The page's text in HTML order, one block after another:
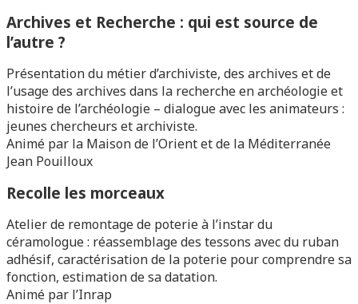
Archives et Recherche : qui est source de
l’autre ?
Présentation du métier d’archiviste, des archives et de
l’usage des archives dans la recherche en archéologie et
histoire de l’archéologie – dialogue avec les animateurs :
jeunes chercheurs et archiviste.
Animé par la Maison de l’Orient et de la Méditerranée
Jean Pouilloux
Recolle les morceaux
Atelier de remontage de poterie à l’instar du
céramologue : réassemblage des tessons avec du ruban
adhésif, caractérisation de la poterie pour comprendre sa
fonction, estimation de sa datation.
Animé par l’Inrap